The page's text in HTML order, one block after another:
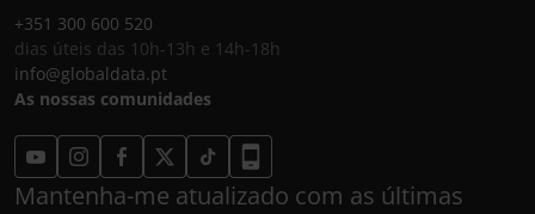
+351 300 600 520
dias úteis das 10h-13h e 14h-18h
info@globaldata.pt
As nossas comunidades
Mantenha-me atualizado com as últimas